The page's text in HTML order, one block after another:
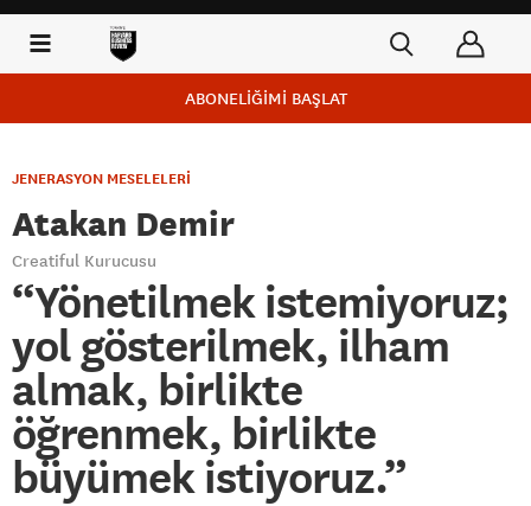
ABONELİĞİMİ BAŞLAT
JENERASYON MESELELERİ
Atakan Demir
Creatiful Kurucusu
“Yönetilmek istemiyoruz;
yol gösterilmek, ilham
almak, birlikte
öğrenmek, birlikte
büyümek istiyoruz.”